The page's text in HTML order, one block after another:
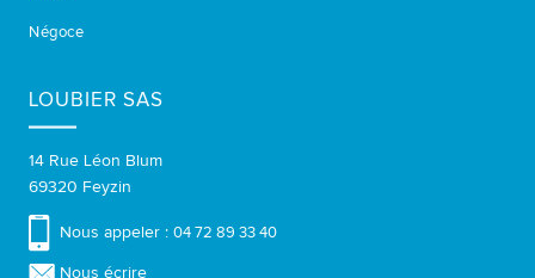
Négoce
LOUBIER SAS
14 Rue Léon Blum
69320 Feyzin
Nous appeler : 04 72 89 33 40
Nous écrire